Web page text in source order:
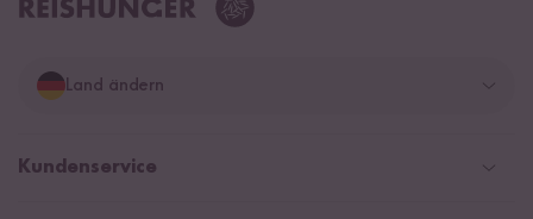
Land ändern
Deutschland
Kundenservice